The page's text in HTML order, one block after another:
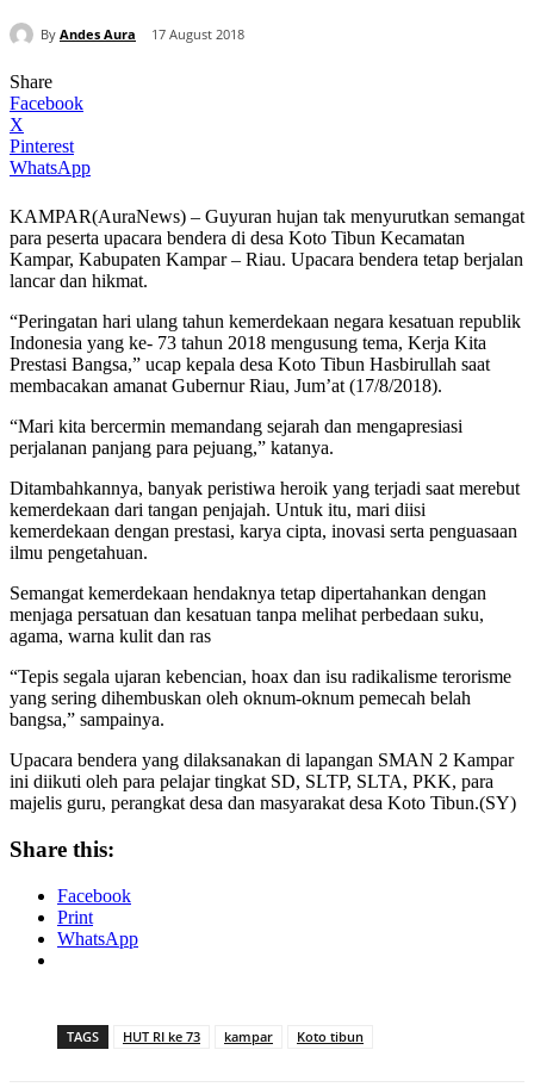
By Andes Aura 17 August 2018
Share
Facebook
X
Pinterest
WhatsApp
KAMPAR(AuraNews) – Guyuran hujan tak menyurutkan semangat
para peserta upacara bendera di desa Koto Tibun Kecamatan
Kampar, Kabupaten Kampar – Riau. Upacara bendera tetap berjalan
lancar dan hikmat.
“Peringatan hari ulang tahun kemerdekaan negara kesatuan republik
Indonesia yang ke- 73 tahun 2018 mengusung tema, Kerja Kita
Prestasi Bangsa,” ucap kepala desa Koto Tibun Hasbirullah saat
membacakan amanat Gubernur Riau, Jum’at (17/8/2018).
“Mari kita bercermin memandang sejarah dan mengapresiasi
perjalanan panjang para pejuang,” katanya.
Ditambahkannya, banyak peristiwa heroik yang terjadi saat merebut
kemerdekaan dari tangan penjajah. Untuk itu, mari diisi
kemerdekaan dengan prestasi, karya cipta, inovasi serta penguasaan
ilmu pengetahuan.
Semangat kemerdekaan hendaknya tetap dipertahankan dengan
menjaga persatuan dan kesatuan tanpa melihat perbedaan suku,
agama, warna kulit dan ras
“Tepis segala ujaran kebencian, hoax dan isu radikalisme terorisme
yang sering dihembuskan oleh oknum-oknum pemecah belah
bangsa,” sampainya.
Upacara bendera yang dilaksanakan di lapangan SMAN 2 Kampar
ini diikuti oleh para pelajar tingkat SD, SLTP, SLTA, PKK, para
majelis guru, perangkat desa dan masyarakat desa Koto Tibun.(SY)
Share this:
Facebook
Print
WhatsApp
TAGS HUT RI ke 73 kampar Koto tibun